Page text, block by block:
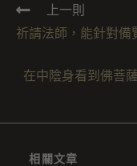
上一則
祈請法師，能針對備
在中陰身看到佛菩
相關文章